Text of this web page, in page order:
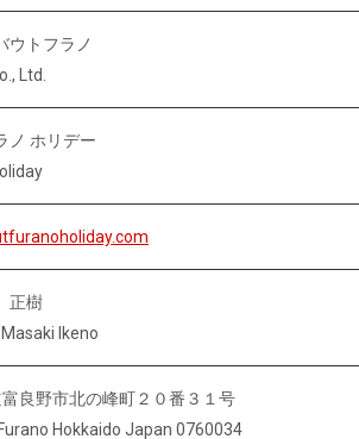
ウトフラノ
Ltd.
ノ ホリデー
正樹
Ikeno
良野市北の峰町２０番３１号
Hokkaido Japan 0760034